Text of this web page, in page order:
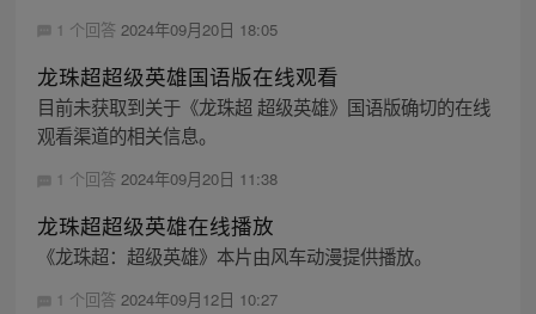
1 个回答 2024年09月20日 18:05
龙珠超超级英雄国语版在线观看
目前未获取到关于《龙珠超 超级英雄》国语版确切的在线
观看渠道的相关信息。
1 个回答 2024年09月20日 11:38
龙珠超超级英雄在线播放
《龙珠超：超级英雄》本片由风车动漫提供播放。
1 个回答 2024年09月12日 10:27